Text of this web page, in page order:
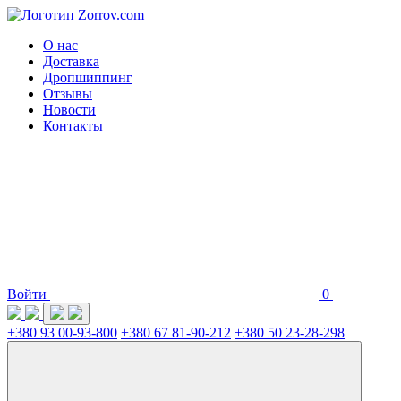
О нас
Доставка
Дропшиппинг
Отзывы
Новости
Контакты
Войти 0
+380 93 00-93-800 +380 67 81-90-212 +380 50 23-28-298